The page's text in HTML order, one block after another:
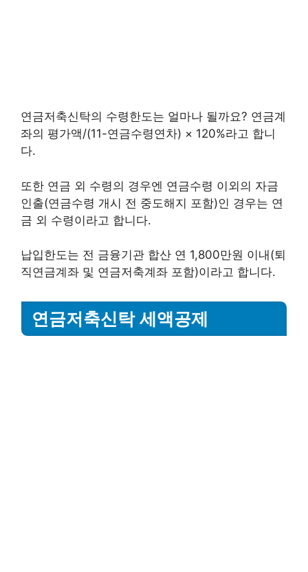
연금저축신탁의 수령한도는 얼마나 될까요? 연금계
좌의 평가액/(11-연금수령연차) × 120%라고 합니
다.
또한 연금 외 수령의 경우엔 연금수령 이외의 자금
인출(연금수령 개시 전 중도해지 포함)인 경우는 연
금 외 수령이라고 합니다.
납입한도는 전 금융기관 합산 연 1,800만원 이내(퇴
직연금계좌 및 연금저축계좌 포함)이라고 합니다.
연금저축신탁 세액공제